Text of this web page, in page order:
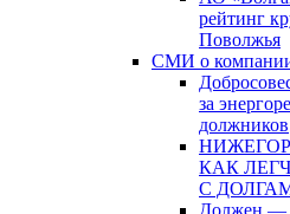
рейтинг
Поволжья
СМИ о
за
должников
КАК
С